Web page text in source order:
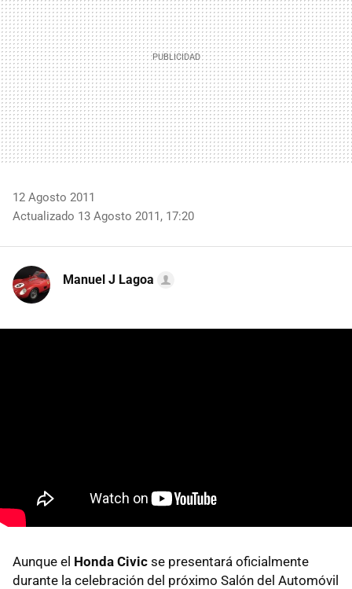
12 Agosto 2011
Actualizado 13 Agosto 2011, 17:20
Manuel J Lagoa
Aunque el Honda Civic se presentará oficialmente
durante la celebración del próximo Salón del Automóvil